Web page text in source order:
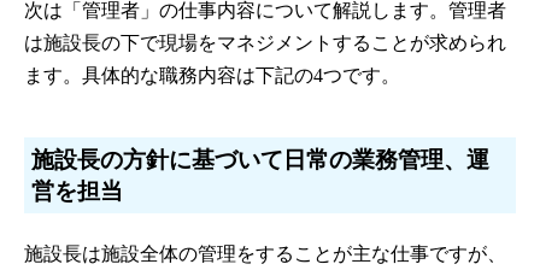
次は「管理者」の仕事内容について解説します。管理者
は施設長の下で現場をマネジメントすることが求められ
ます。具体的な職務内容は下記の4つです。
施設長の方針に基づいて日常の業務管理、運
営を担当
施設長は施設全体の管理をすることが主な仕事ですが、